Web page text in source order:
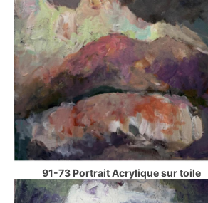
91-73 Portrait Acrylique sur toile